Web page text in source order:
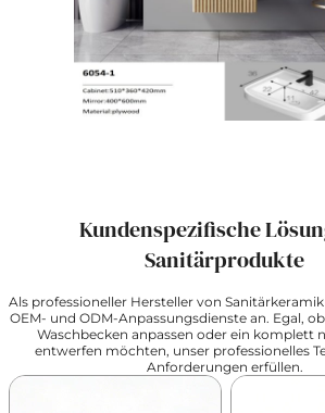
Kundenspezifische
Sanitärprodukte
Als professioneller Hersteller von
OEM- und ODM-Anpassungsdienste an. Egal,
Waschbecken anpassen oder ein komplett
entwerfen möchten, unser professionelles
Anforderungen erfüllen.